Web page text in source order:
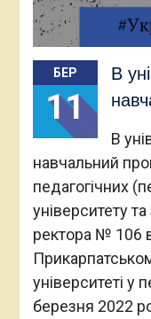
БЕР
11
В
В
навчальний
педагогічних
університету
ректора № 106
університеті у
березня 2022